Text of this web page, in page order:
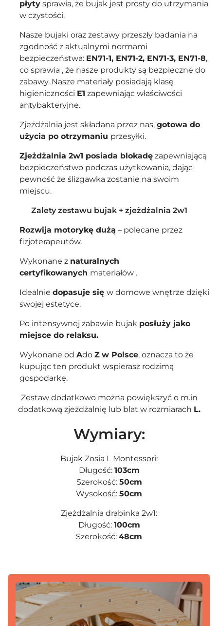
płyty sprawia, że bujak jest prosty do utrzymania
w czystości.
Nasze bujaki oraz zestawy przeszły badania na
zgodność z aktualnymi normami
bezpieczeństwa: EN71-1, EN71-2, EN71-3, EN71-8,
co sprawia , że nasze produkty są bezpieczne do
zabawy. Nasze materiały posiadają klasę
higieniczności E1 zapewniając właściwości
antybakteryjne.
Zjeżdżalnia jest składana przez nas, gotowa do
użycia po otrzymaniu przesyłki.
Zjeżdżalnia 2w1 posiada blokadę zapewniającą
bezpieczeństwo podczas użytkowania, dając
pewność że ślizgawka zostanie na swoim
miejscu.
Zalety zestawu bujak + zjeżdżalnia 2w1
Rozwija motorykę dużą – polecane przez
fizjoterapeutów.
Wykonane z naturalnych
certyfikowanych materiałów .
Idealnie dopasuje się w domowe wnętrze dzięki
swojej estetyce.
Po intensywnej zabawie bujak posłuży jako
miejsce do relaksu.
Wykonane od Ado Z w Polsce, oznacza to że
kupując ten produkt wspierasz rodzimą
gospodarkę.
Zestaw dodatkowo można powiększyć o m.in
dodatkową zjeżdżalnię lub blat w rozmiarach L.
Wymiary:
Bujak Zosia L Montessori:
Długość: 103cm
Szerokość: 50cm
Wysokość: 50cm
Zjeżdżalnia drabinka 2w1:
Długość: 100cm
Szerokość: 48cm